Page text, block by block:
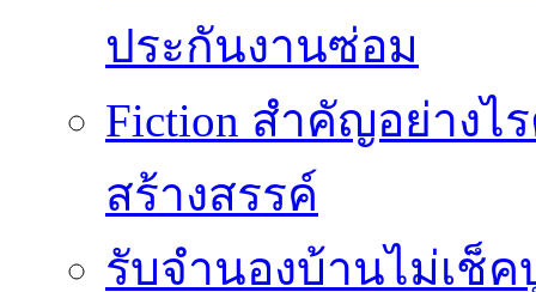
ประกันงานซ่อม
Fiction สำคัญอย่าง
สร้างสรรค์
รับจำนองบ้านไม่เช็ค